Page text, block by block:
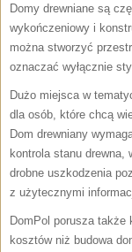
Domy drewniane są
wykończeniowy i
można stworzyć
oznaczać wyłącznie
Dużo miejsca w
dla osób, które chcą
Dom drewniany
kontrola stanu drewna,
drobne uszkodzenia
z użytecznymi
DomPol porusza także
kosztów niż budowa